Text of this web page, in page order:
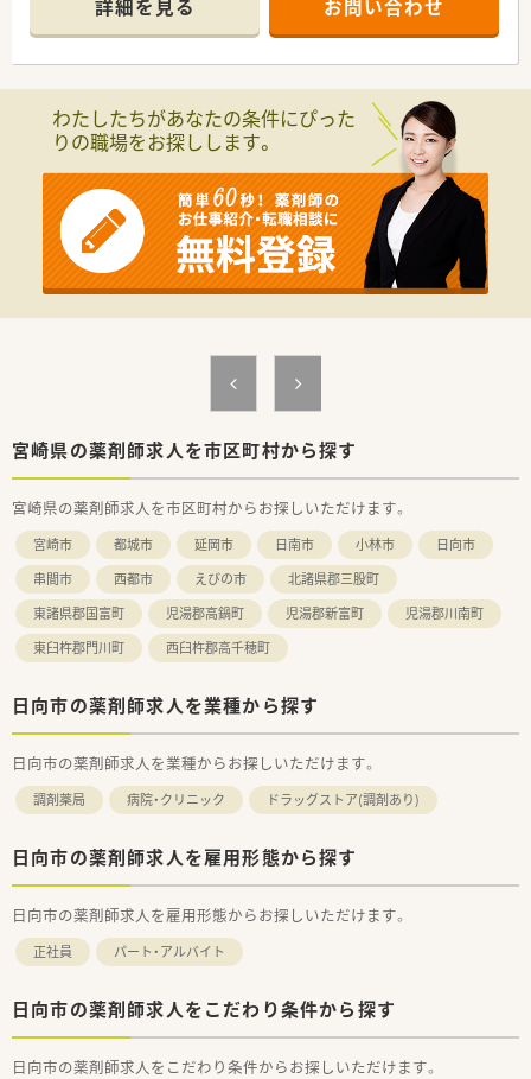
対応する薬局です。
詳細を見る お問い合わせ
わたしたちがあなたの条件にぴった
りの職場をお探しします。
宮崎県の薬剤師求人を市区町村から探す
宮崎県の薬剤師求人を市区町村からお探しいただけます。
宮崎市 都城市 延岡市 日南市 小林市
日向市
串間市
西都市 えびの市
北諸県郡三股町
東諸県郡国富町
児湯郡高鍋町 児湯郡新富町
児湯郡川南町
東臼杵郡門川町
西臼杵郡高千穂町
日向市の薬剤師求人を業種から探す
日向市の薬剤師求人を業種からお探しいただけます。
調剤薬局 病院・クリニック ドラッグストア(調剤あり)
日向市の薬剤師求人を雇用形態から探す
日向市の薬剤師求人を雇用形態からお探しいただけます。
正社員 パート・アルバイト
日向市の薬剤師求人をこだわり条件から探す
日向市の薬剤師求人をこだわり条件からお探しいただけます。